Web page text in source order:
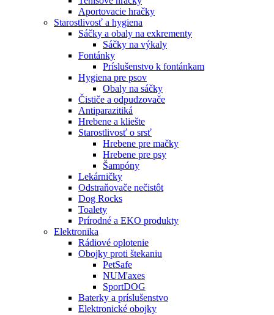
Aportovacie hračky
Starostlivosť a hygiena
Sáčky a obaly na exkrementy
Sáčky na výkaly
Fontánky
Príslušenstvo k fontánkam
Hygiena pre psov
Obaly na sáčky
Čističe a odpudzovače
Antiparazitiká
Hrebene a kliešte
Starostlivosť o srsť
Hrebene pre mačky
Hrebene pre psy
Šampóny
Lekárničky
Odstraňovače nečistôt
Dog Rocks
Toalety
Prírodné a EKO produkty
Elektronika
Rádiové oplotenie
Obojky proti štekaniu
PetSafe
NUM'axes
SportDOG
Baterky a príslušenstvo
Elektronické obojky